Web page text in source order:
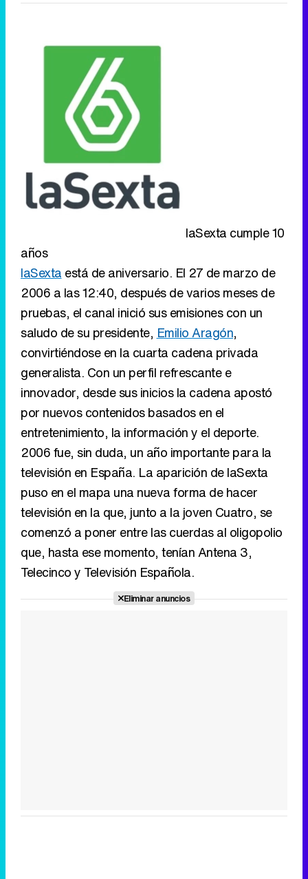
laSexta cumple 10
años
laSexta está de aniversario. El 27 de marzo de
2006 a las 12:40, después de varios meses de
pruebas, el canal inició sus emisiones con un
saludo de su presidente, Emilio Aragón,
convirtiéndose en la cuarta cadena privada
generalista. Con un perfil refrescante e
innovador, desde sus inicios la cadena apostó
por nuevos contenidos basados en el
entretenimiento, la información y el deporte.
2006 fue, sin duda, un año importante para la
televisión en España. La aparición de laSexta
puso en el mapa una nueva forma de hacer
televisión en la que, junto a la joven Cuatro, se
comenzó a poner entre las cuerdas al oligopolio
que, hasta ese momento, tenían Antena 3,
Telecinco y Televisión Española.
Eliminar anuncios